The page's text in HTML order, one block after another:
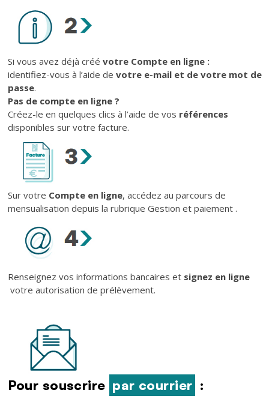
Si vous avez déjà créé votre Compte en ligne :
identifiez-vous à l’aide de votre e-mail et de votre mot de
passe.
Pas de compte en ligne ?
Créez-le en quelques clics à l’aide de vos références
disponibles sur votre facture.
Sur votre Compte en ligne, accédez au parcours de
mensualisation depuis la rubrique Gestion et paiement .
Renseignez vos informations bancaires et signez en ligne
votre autorisation de prélèvement.
Pour souscrire par courrier :